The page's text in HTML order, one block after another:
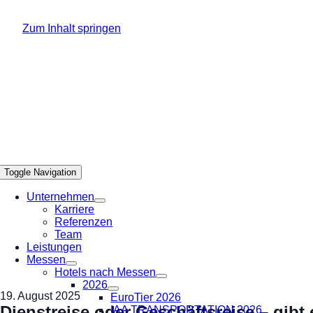
Zum Inhalt springen
Toggle Navigation
Unternehmen
Karriere
Referenzen
Team
Leistungen
Messen
Hotels nach Messen
2026
EuroTier 2026
IAA TRANSPORTATION 2026
19. August 2025